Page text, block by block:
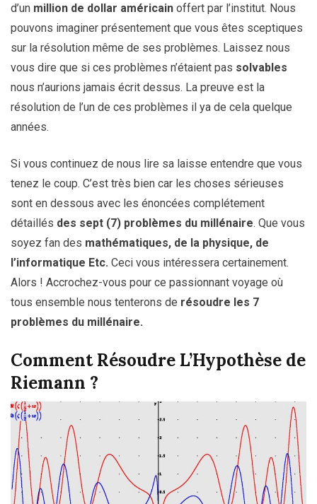
d’un million de dollar américain offert par l’institut. Nous
pouvons imaginer présentement que vous êtes sceptiques
sur la résolution même de ses problèmes. Laissez nous
vous dire que si ces problèmes n’étaient pas solvables
nous n’aurions jamais écrit dessus. La preuve est la
résolution de l’un de ces problèmes il ya de cela quelque
années.
Si vous continuez de nous lire sa laisse entendre que vous
tenez le coup. C’est très bien car les choses sérieuses
sont en dessous avec les énoncées complétement
détaillés des sept (7) problèmes du millénaire. Que vous
soyez fan des mathématiques, de la physique, de
l’informatique Etc. Ceci vous intéressera certainement.
Alors ! Accrochez-vous pour ce passionnant voyage où
tous ensemble nous tenterons de résoudre les 7
problèmes du millénaire.
Comment Résoudre L’Hypothèse de
Riemann ?